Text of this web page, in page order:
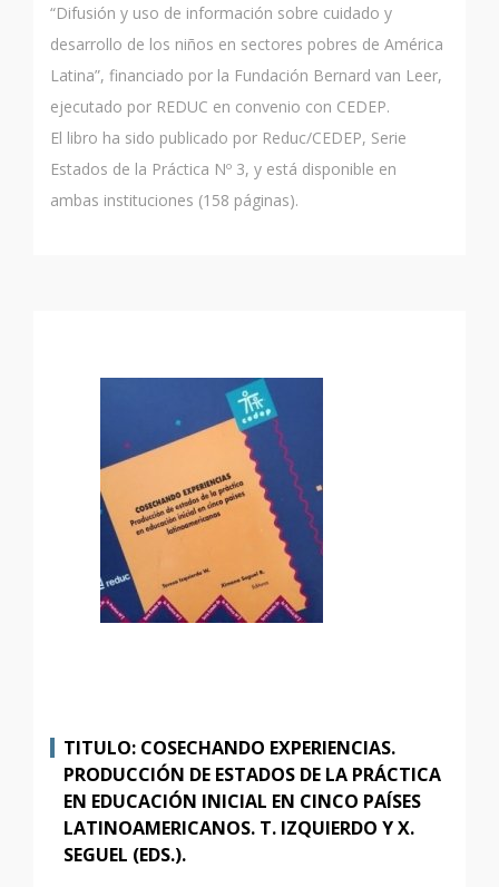
“Difusión y uso de información sobre cuidado y
desarrollo de los niños en sectores pobres de América
Latina”, financiado por la Fundación Bernard van Leer,
ejecutado por REDUC en convenio con CEDEP.
El libro ha sido publicado por Reduc/CEDEP, Serie
Estados de la Práctica Nº 3, y está disponible en
ambas instituciones (158 páginas).
TITULO: COSECHANDO EXPERIENCIAS.
PRODUCCIÓN DE ESTADOS DE LA PRÁCTICA
EN EDUCACIÓN INICIAL EN CINCO PAÍSES
LATINOAMERICANOS. T. IZQUIERDO Y X.
SEGUEL (EDS.).